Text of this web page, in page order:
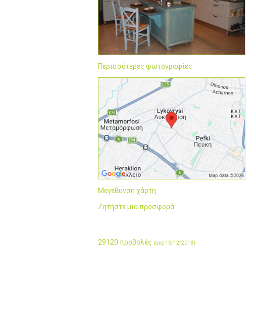
Περισσότερες φωτογραφίες
Μεγέθυνση χάρτη
Ζητήστε μια προσφορά
29120 προβολές (από 16/12/2013)